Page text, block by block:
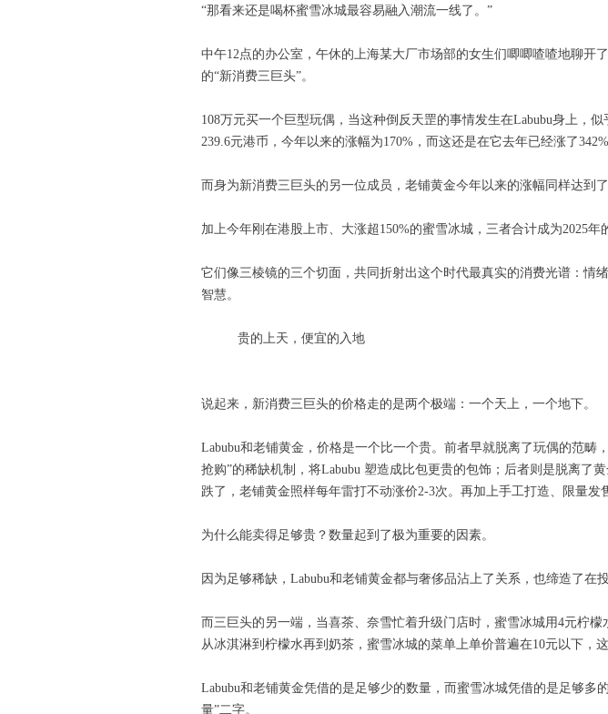
“那看来还是喝杯蜜雪冰城最容易融入潮流一线了。”
中午12点的办公室，午休的上海某大厂市场部的女生们唧唧喳喳地聊开
的“新消费三巨头”。
108万元买一个巨型玩偶，当这种倒反天罡的事情发生在Labubu身上，
239.6元港币，今年以来的涨幅为170%，而这还是在它去年已经涨了342%
而身为新消费三巨头的另一位成员，老铺黄金今年以来的涨幅同样达到了
加上今年刚在港股上市、大涨超150%的蜜雪冰城，三者合计成为2025年
它们像三棱镜的三个切面，共同折射出这个时代最真实的消费光谱：情
智慧。
贵的上天，便宜的入地
说起来，新消费三巨头的价格走的是两个极端：一个天上，一个地下。
Labubu和老铺黄金，价格是一个比一个贵。前者早就脱离了玩偶的范畴
抢购”的稀缺机制，将Labubu 塑造成比包更贵的包饰；后者则是脱离了
跌了，老铺黄金照样每年雷打不动涨价2-3次。再加上手工打造、限量
为什么能卖得足够贵？数量起到了极为重要的因素。
因为足够稀缺，Labubu和老铺黄金都与奢侈品沾上了关系，也缔造了在
而三巨头的另一端，当喜茶、奈雪忙着升级门店时，蜜雪冰城用4元柠
从冰淇淋到柠檬水再到奶茶，蜜雪冰城的菜单上单价普遍在10元以下，
Labubu和老铺黄金凭借的是足够少的数量，而蜜雪冰城凭借的是足够
量”二字。